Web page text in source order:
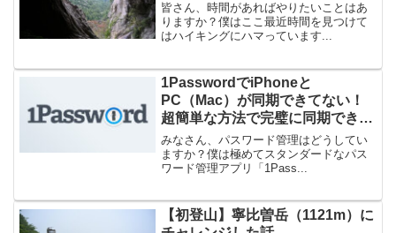
皆さん、時間があればやりたいことはあ
りますか？僕はここ最近時間を見つけて
はハイキングにハマっています...
1PasswordでiPhoneと
PC（Mac）が同期できてない！
超簡単な方法で完璧に同期できた
話
みなさん、パスワード管理はどうしてい
ますか？僕は極めてスタンダードなパス
ワード管理アプリ「1Pass...
【初登山】寧比曽岳（1121m）に